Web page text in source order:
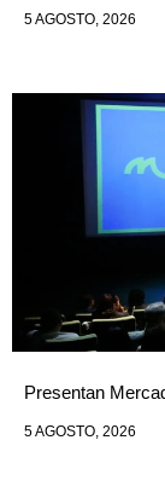
5 AGOSTO, 2026
Presentan
5 AGOSTO, 2026